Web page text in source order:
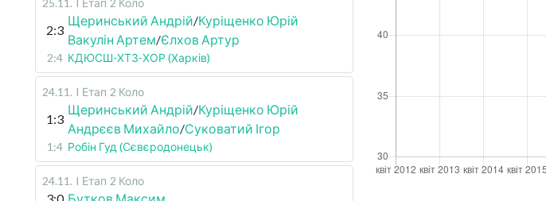
25.11 . I Етап 2 Коло
2:3
Щеринський Андрій/Куріщенко Юрій
Вакулін Артем/Єлхов Артур
2:4 КДЮСШ-ХТЗ-ХОР (Харків)
24.11 . I Етап 2 Коло
1:3
Щеринський Андрій/Куріщенко Юрій
Андрєєв Михайло/Суковатий Ігор
1:4 Робін Гуд (Сєвєродонецьк)
24.11 . I Етап 2 Коло